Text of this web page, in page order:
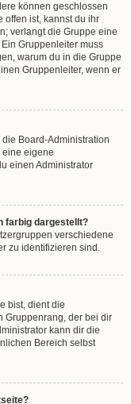
können geschlossen
offen ist, kannst du ihr
verlangt die Gruppe eine
Gruppenleiter muss
warum du in die Gruppe
Gruppenleiter, wenn er
Board-Administration
eine eigene
einen Administrator
farbig dargestellt?
verschiedene
zu identifizieren sind.
bist, dient die
Gruppenrang, der bei dir
kann dir die
Bereich selbst